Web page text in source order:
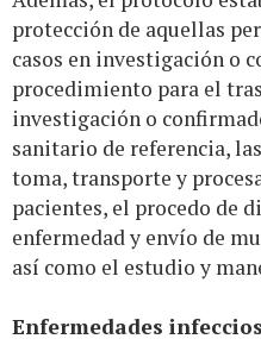
protección de aquellas
casos en investigación o
procedimiento para el
investigación o
sanitario de referencia,
toma, transporte y
pacientes, el procedo de
enfermedad y envío de
así como el estudio y
Enfermedades